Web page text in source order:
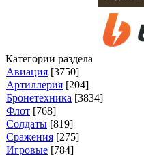
Категории раздела
Авиация [3750]
Артиллерия [204]
Бронетехника [3834]
Флот [768]
Солдаты [819]
Сражения [275]
Игровые [784]